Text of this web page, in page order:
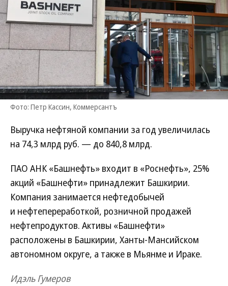
Фото: Петр Кассин, Коммерсантъ
Выручка нефтяной компании за год увеличилась
на 74,3 млрд руб. — до 840,8 млрд.
ПАО АНК «Башнефть» входит в «Роснефть», 25%
акций «Башнефти» принадлежит Башкирии.
Компания занимается нефтедобычей
и нефтепереработкой, розничной продажей
нефтепродуктов. Активы «Башнефти»
расположены в Башкирии, Ханты-Мансийском
автономном округе, а также в Мьянме и Ираке.
Идэль Гумеров